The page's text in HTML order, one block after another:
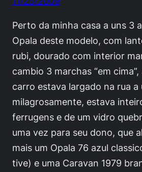
Perto da minha casa a uns 3
Opala deste modelo, com
rubi, dourado com interior
cambio 3 marchas “em
carro estava largado na rua a
milagrosamente, estava
ferrugens e de um vidro
uma vez para seu dono, que
mais um Opala 76 azul
tive) e uma Caravan 1979